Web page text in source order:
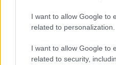
I want to allow Google to
related to personalization.
I want to allow Google to
related to security,